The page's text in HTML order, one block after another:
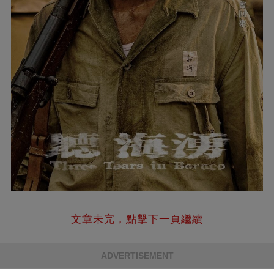
文章未完，點擊下一頁繼續
ADVERTISEMENT